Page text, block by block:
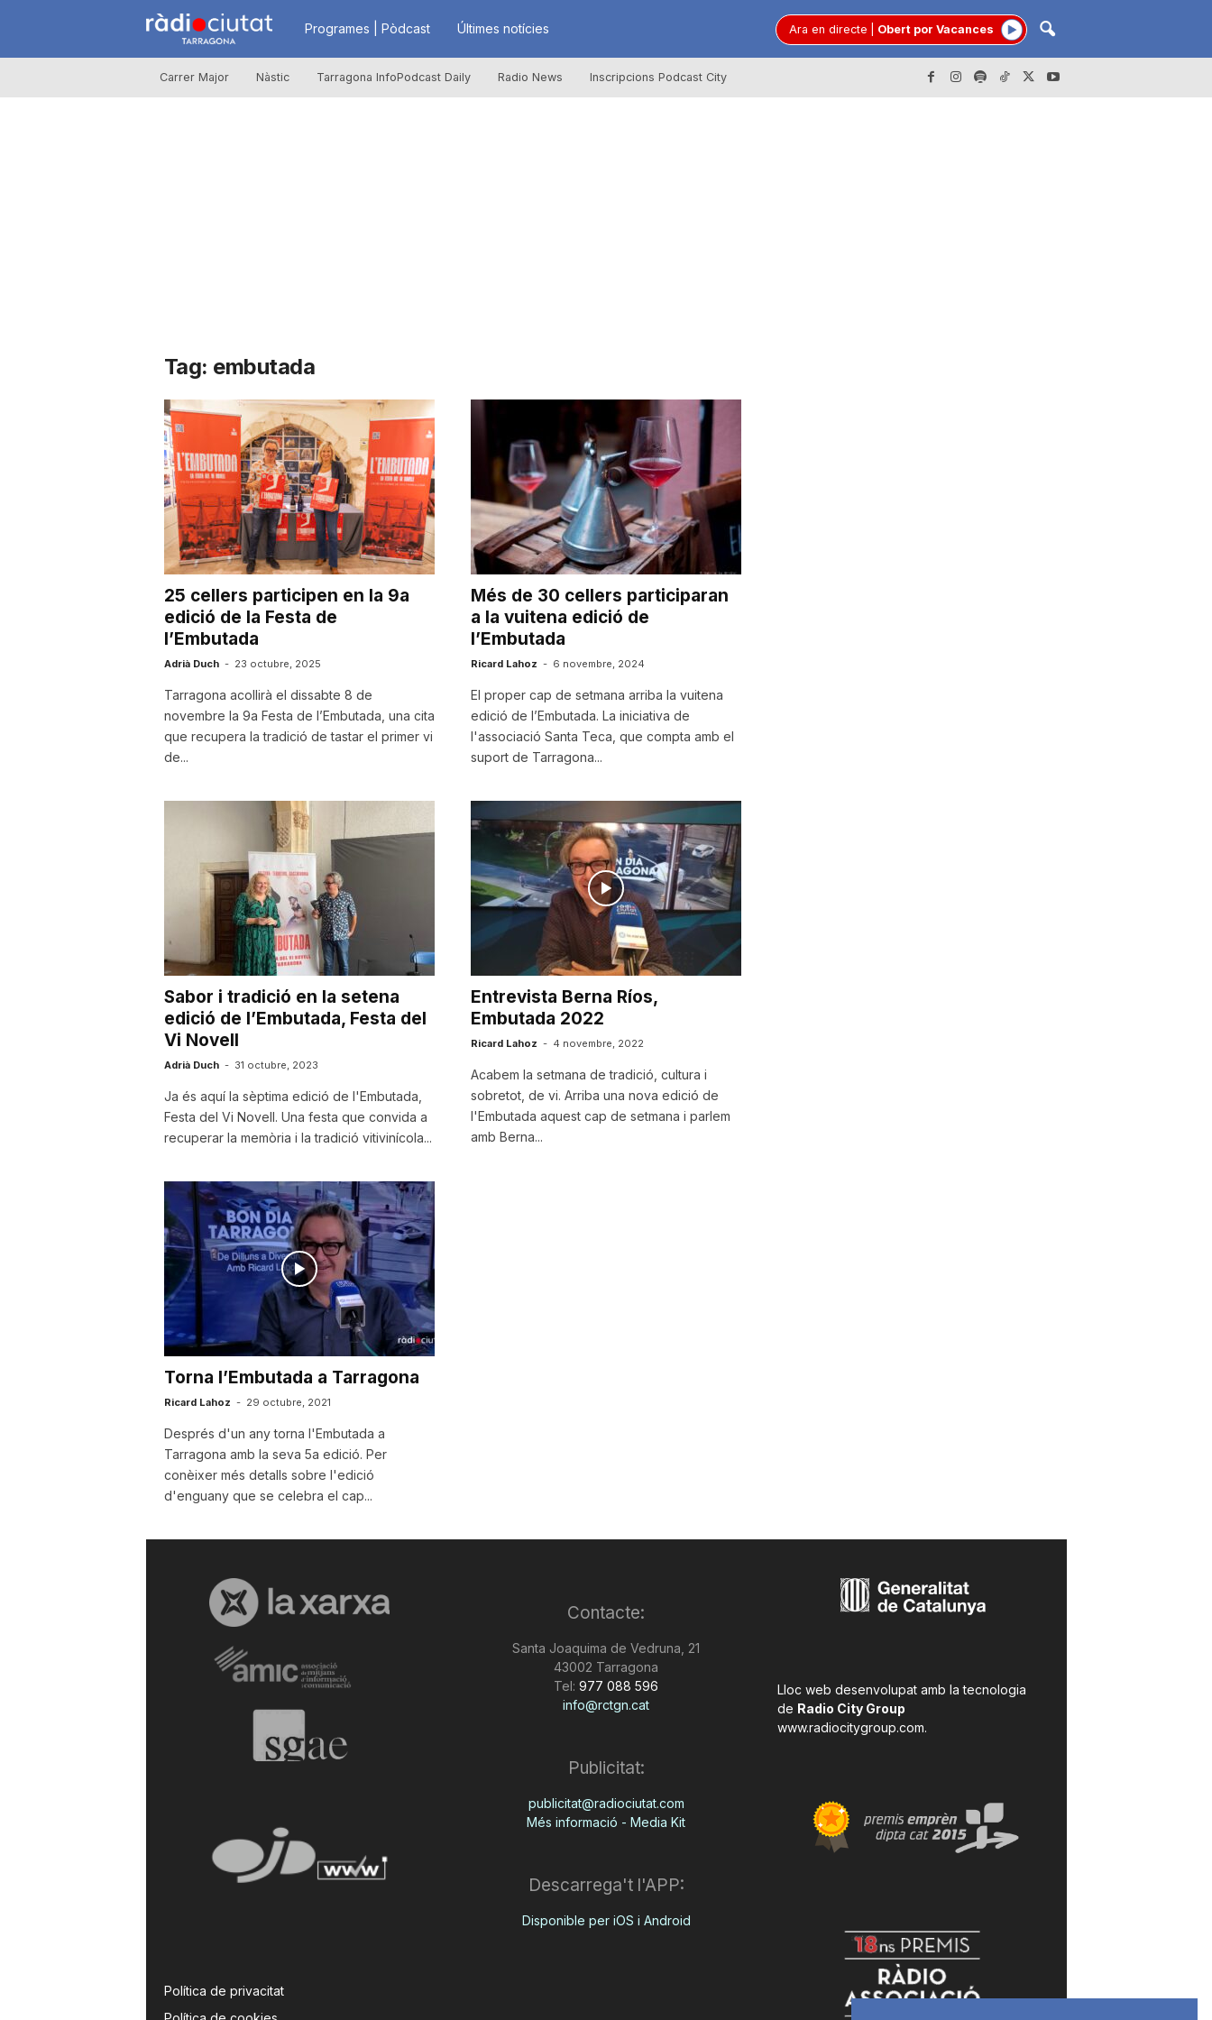
R
à
i
u
t
a
t
d
e
a
r
r
g
o
n
a
Programes | Pòdcast Últimes notícies Ara en directe Obert por Vacances
Carrer Major Nàstic Tarragona InfoPodcast Daily Radio News Inscripcions Podcast City
Tag: embutada
25 cellers participen en la 9a
edició de la Festa de
l’Embutada
Adrià Duch - 23 octubre, 2025
Tarragona acollirà el dissabte 8 de
novembre la 9a Festa de l’Embutada, una cita
que recupera la tradició de tastar el primer vi
de...
Més de 30 cellers participaran
a la vuitena edició de
l’Embutada
Ricard Lahoz - 6 novembre, 2024
El proper cap de setmana arriba la vuitena
edició de l’Embutada. La iniciativa de
l'associació Santa Teca, que compta amb el
suport de Tarragona...
Sabor i tradició en la setena
edició de l’Embutada, Festa del
Vi Novell
Adrià Duch - 31 octubre, 2023
Ja és aquí la sèptima edició de l'Embutada,
Festa del Vi Novell. Una festa que convida a
recuperar la memòria i la tradició vitivinícola...
Entrevista Berna Ríos,
Embutada 2022
Ricard Lahoz - 4 novembre, 2022
Acabem la setmana de tradició, cultura i
sobretot, de vi. Arriba una nova edició de
l'Embutada aquest cap de setmana i parlem
amb Berna...
Torna l’Embutada a Tarragona
Ricard Lahoz - 29 octubre, 2021
Després d'un any torna l'Embutada a
Tarragona amb la seva 5a edició. Per
conèixer més detalls sobre l'edició
d'enguany que se celebra el cap...
Política de privacitat
Contacte:
Santa Joaquima de Vedruna, 21
43002 Tarragona
Tel: 977 088 596
info@rctgn.cat
Publicitat:
publicitat@radiociutat.com
Més informació - Media Kit
Descarrega't l'APP:
Disponible per iOS i Android
Lloc web desenvolupat amb la tecnologia
de Radio City Group
www.radiocitygroup.com.